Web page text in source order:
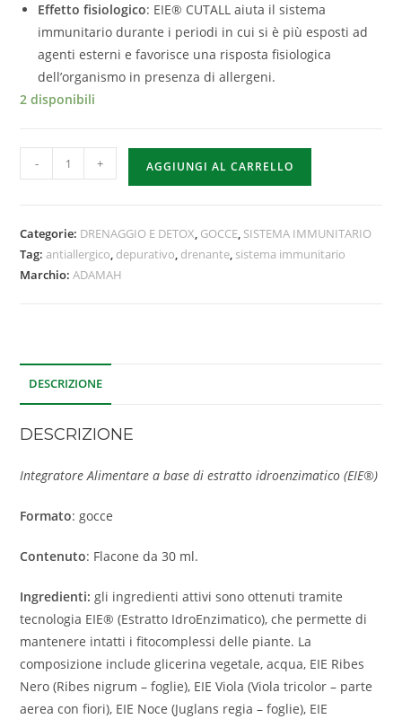
Effetto fisiologico: EIE® CUTALL aiuta il sistema
immunitario durante i periodi in cui si è più esposti ad
agenti esterni e favorisce una risposta fisiologica
dell’organismo in presenza di allergeni.
2 disponibili
- + AGGIUNGI AL CARRELLO
Categorie: DRENAGGIO E DETOX, GOCCE, SISTEMA IMMUNITARIO
Tag:antiallergico, depurativo, drenante, sistema immunitario
Marchio:ADAMAH
DESCRIZIONE
DESCRIZIONE
Integratore Alimentare a base di estratto idroenzimatico (EIE®)
Formato: gocce
Contenuto: Flacone da 30 ml.
Ingredienti:gli ingredienti attivi sono ottenuti tramite
tecnologia EIE® (Estratto IdroEnzimatico), che permette di
mantenere intatti i fitocomplessi delle piante. La
composizione include glicerina vegetale, acqua, EIE Ribes
Nero (Ribes nigrum – foglie), EIE Viola (Viola tricolor – parte
aerea con fiori), EIE Noce (Juglans regia – foglie), EIE